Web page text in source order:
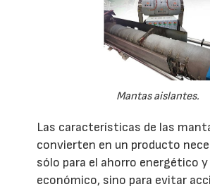
Mantas aislantes.
Las características de las
convierten en un producto
sólo para el ahorro energético y
económico, sino para evitar